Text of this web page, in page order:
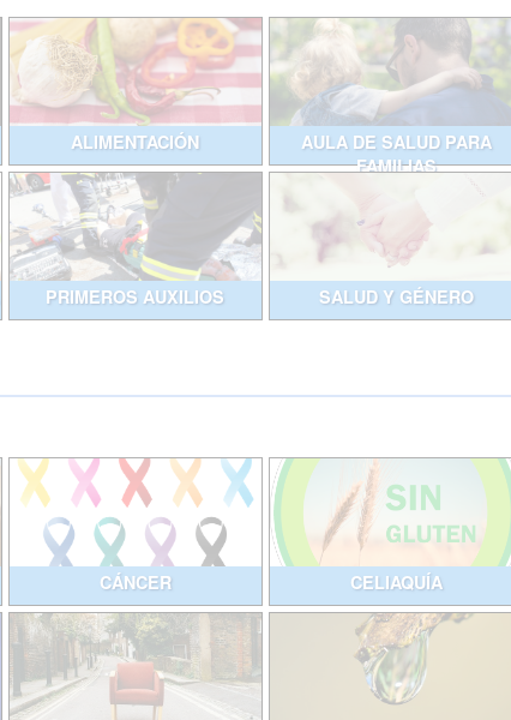
ALIMENTACIÓN
AULA DE SALUD PARA
FAMILIAS
PRIMEROS AUXILIOS SALUD Y GÉNERO
CÁNCER CELIAQUÍA